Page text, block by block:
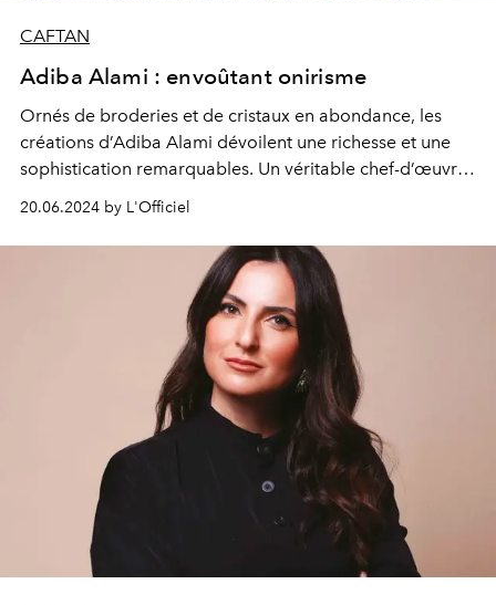
CAFTAN
Adiba Alami : envoûtant onirisme
Ornés de broderies et de cristaux en abondance, les
créations d’Adiba Alami dévoilent une richesse et une
sophistication remarquables. Un véritable chef-d’œuvre
de style et de savoir-faire que l’on aime porter avec
fierté aux quatre coins du globe. Une collection tirée de
l'Intégrale Caftan.
20.06.2024 by L'Officiel